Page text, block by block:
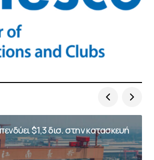
$1,3 δισ. στην κατασκευή